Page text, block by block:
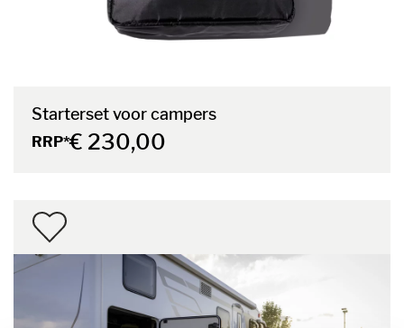
Starterset voor campers
RRP*€ 230,00